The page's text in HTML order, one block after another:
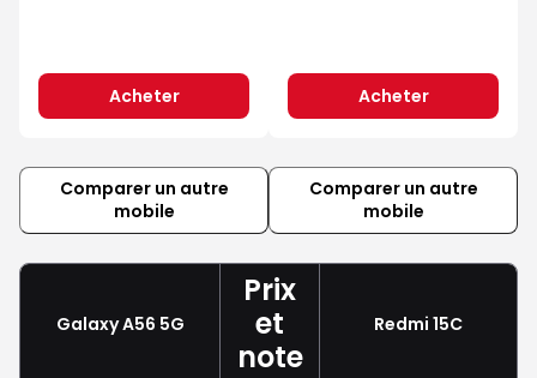
Acheter Acheter
Comparer un autre
mobile
Comparer un autre
mobile
Galaxy A56 5G
Prix
et
note
Redmi 15C